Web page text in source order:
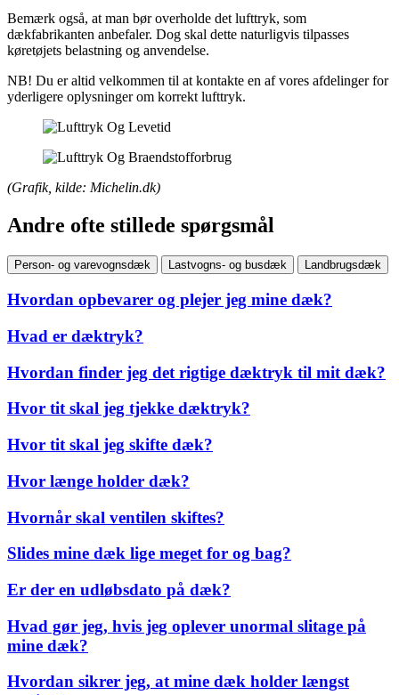
Bemærk også, at man bør overholde det lufttryk, som
dækfabrikanten anbefaler. Dog skal dette naturligvis tilpasses
køretøjets belastning og anvendelse.
NB! Du er altid velkommen til at kontakte en af vores afdelinger for
yderligere oplysninger om korrekt lufttryk.
(Grafik, kilde: Michelin.dk)
Andre ofte stillede spørgsmål
Person- og varevognsdæk Lastvogns- og busdæk Landbrugsdæk
Hvordan opbevarer og plejer jeg mine dæk?
Hvad er dæktryk?
Hvordan finder jeg det rigtige dæktryk til mit dæk?
Hvor tit skal jeg tjekke dæktryk?
Hvor tit skal jeg skifte dæk?
Hvor længe holder dæk?
Hvornår skal ventilen skiftes?
Slides mine dæk lige meget for og bag?
Er der en udløbsdato på dæk?
Hvad gør jeg, hvis jeg oplever unormal slitage på
mine dæk?
Hvordan sikrer jeg, at mine dæk holder længst